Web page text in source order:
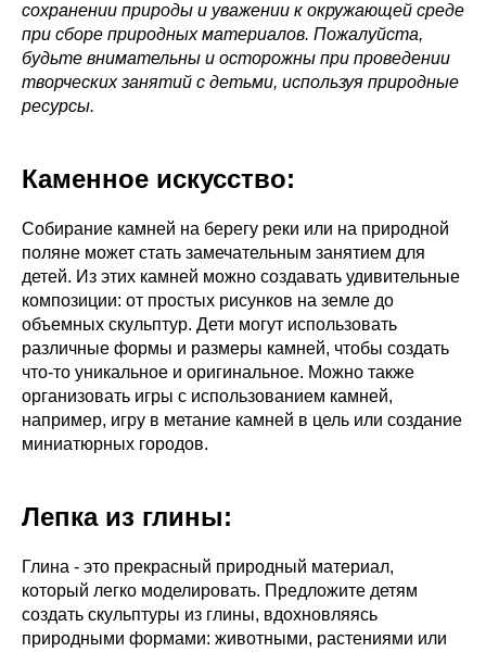
сохранении природы и уважении к окружающей среде
при сборе природных материалов. Пожалуйста,
будьте внимательны и осторожны при проведении
творческих занятий с детьми, используя природные
ресурсы.
Каменное искусство:
Собирание камней на берегу реки или на природной
поляне может стать замечательным занятием для
детей. Из этих камней можно создавать удивительные
композиции: от простых рисунков на земле до
объемных скульптур. Дети могут использовать
различные формы и размеры камней, чтобы создать
что-то уникальное и оригинальное. Можно также
организовать игры с использованием камней,
например, игру в метание камней в цель или создание
миниатюрных городов.
Лепка из глины:
Глина - это прекрасный природный материал,
который легко моделировать. Предложите детям
создать скульптуры из глины, вдохновляясь
природными формами: животными, растениями или